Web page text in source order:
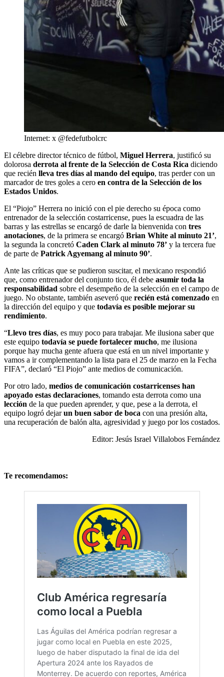
Internet: x @fedefutbolcrc
El célebre director técnico de fútbol, Miguel Herrera, justificó su
dolorosa derrota al frente de la Selección de Costa Rica diciendo
que recién lleva tres días al mando del equipo, tras perder con un
marcador de tres goles a cero en contra de la Selección de los
Estados Unidos.
El “Piojo” Herrera no inició con el pie derecho su época como
entrenador de la selección costarricense, pues la escuadra de las
barras y las estrellas se encargó de darle la bienvenida con tres
anotaciones, de la primera se encargó Brian White al minuto 21’,
la segunda la concretó Caden Clark al minuto 78’ y la tercera fue
de parte de Patrick Agyemang al minuto 90’.
Ante las críticas que se pudieron suscitar, el mexicano respondió
que, como entrenador del conjunto tico, él debe asumir toda la
responsabilidad sobre el desempeño de la selección en el campo de
juego. No obstante, también aseveró que recién está comenzado en
la dirección del equipo y que todavía es posible mejorar su
rendimiento.
“Llevo tres días, es muy poco para trabajar. Me ilusiona saber que
este equipo todavía se puede fortalecer mucho, me ilusiona
porque hay mucha gente afuera que está en un nivel importante y
vamos a ir complementando la lista para el 25 de marzo en la Fecha
FIFA”, declaró “El Piojo” ante medios de comunicación.
Por otro lado, medios de comunicación costarricenses han
apoyado estas declaraciones, tomando esta derrota como una
lección de la que pueden aprender, y que, pese a la derrota, el
equipo logró dejarun buen sabor de boca con una presión alta,
una recuperación de balón alta, agresividad y juego por los costados.
Editor: Jesús Israel Villalobos Fernández
Te recomendamos: